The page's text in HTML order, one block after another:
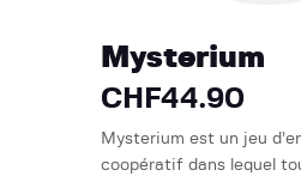
Mysterium
CHF44.90
Mysterium est un jeu
coopératif dans lequel